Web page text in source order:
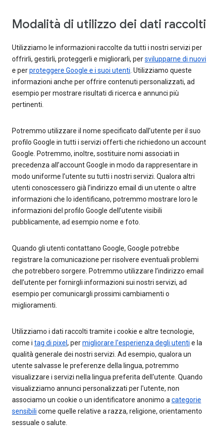
Modalità di utilizzo dei dati raccolti
Utilizziamo le informazioni raccolte da tutti i nostri servizi per
offrirli, gestirli, proteggerli e migliorarli, persvilupparne di nuovi
e perproteggere Google e i suoi utenti. Utilizziamo queste
informazioni anche per offrire contenuti personalizzati, ad
esempio per mostrare risultati di ricerca e annunci più
pertinenti.
Potremmo utilizzare il nome specificato dall’utente per il suo
profilo Google in tutti i servizi offerti che richiedono un account
Google. Potremmo, inoltre, sostituire nomi associati in
precedenza all’account Google in modo da rappresentare in
modo uniforme l’utente su tutti i nostri servizi. Qualora altri
utenti conoscessero già l’indirizzo email di un utente o altre
informazioni che lo identificano, potremmo mostrare loro le
informazioni del profilo Google dell’utente visibili
pubblicamente, ad esempio nome e foto.
Quando gli utenti contattano Google, Google potrebbe
registrare la comunicazione per risolvere eventuali problemi
che potrebbero sorgere. Potremmo utilizzare l’indirizzo email
dell’utente per fornirgli informazioni sui nostri servizi, ad
esempio per comunicargli prossimi cambiamenti o
miglioramenti.
Utilizziamo i dati raccolti tramite i cookie e altre tecnologie,
come i tag di pixel , permigliorare l'esperienza degli utenti e la
qualità generale dei nostri servizi. Ad esempio, qualora un
utente salvasse le preferenze della lingua, potremmo
visualizzare i servizi nella lingua preferita dell'utente. Quando
visualizziamo annunci personalizzati per l'utente, non
associamo un cookie o un identificatore anonimo acategorie
sensibili come quelle relative a razza, religione, orientamento
sessuale o salute.